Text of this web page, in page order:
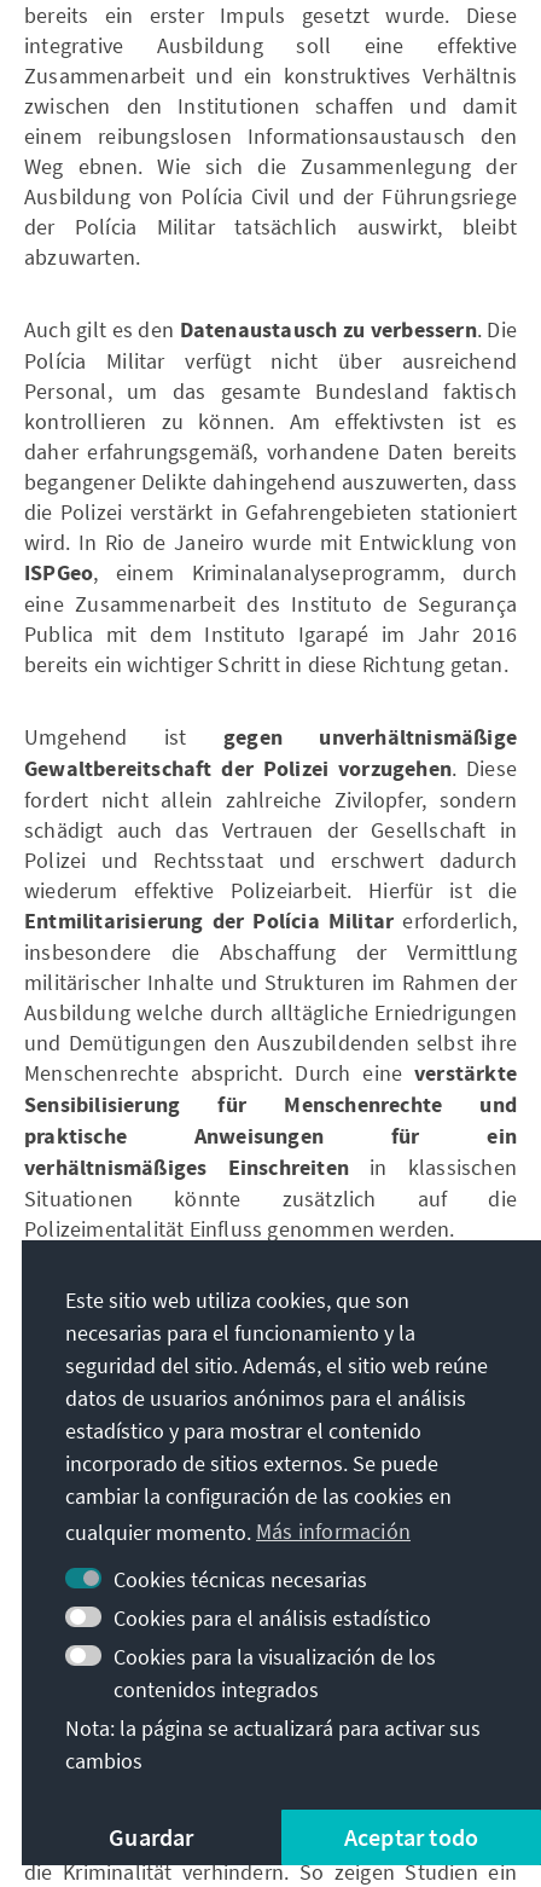
bereits ein erster Impuls gesetzt wurde. Diese
integrative Ausbildung soll eine effektive
Zusammenarbeit und ein konstruktives Verhältnis
zwischen den Institutionen schaffen und damit
einem reibungslosen Informationsaustausch den
Weg ebnen. Wie sich die Zusammenlegung der
Ausbildung von Polícia Civil und der Führungsriege
der Polícia Militar tatsächlich auswirkt, bleibt
abzuwarten.
Auch gilt es den Datenaustausch zu verbessern. Die
Polícia Militar verfügt nicht über ausreichend
Personal, um das gesamte Bundesland faktisch
kontrollieren zu können. Am effektivsten ist es
daher erfahrungsgemäß, vorhandene Daten bereits
begangener Delikte dahingehend auszuwerten, dass
die Polizei verstärkt in Gefahrengebieten stationiert
wird. In Rio de Janeiro wurde mit Entwicklung von
ISPGeo, einem Kriminalanalyseprogramm, durch
eine Zusammenarbeit des Instituto de Segurança
Publica mit dem Instituto Igarapé im Jahr 2016
bereits ein wichtiger Schritt in diese Richtung getan.
Umgehend ist gegen unverhältnismäßige
Gewaltbereitschaft der Polizei vorzugehen. Diese
fordert nicht allein zahlreiche Zivilopfer, sondern
schädigt auch das Vertrauen der Gesellschaft in
Polizei und Rechtsstaat und erschwert dadurch
wiederum effektive Polizeiarbeit. Hierfür ist die
Entmilitarisierung der Polícia Militar erforderlich,
insbesondere die Abschaffung der Vermittlung
militärischer Inhalte und Strukturen im Rahmen der
Ausbildung welche durch alltägliche Erniedrigungen
und Demütigungen den Auszubildenden selbst ihre
Menschenrechte abspricht. Durch eine verstärkte
Sensibilisierung für Menschenrechte und
praktische Anweisungen für ein
verhältnismäßiges Einschreiten in klassischen
Situationen könnte zusätzlich auf die
Polizeimentalität Einfluss genommen werden.
Ungeahndeten außergerichtlichen Exekutionen
durch die Polícia Militar könnte, was Gegenstand
aktueller Diskussionen ist, durch die Verwendung
von Bodycams bei Einsätzen der Polícia Militar
begegnet werden, welche durch das Schaffen
weiterer Informationsquellen, die Grundlage der
Ermittlungen der Polícia Civil verbessern könnte.
verstärkte Einbindung und Beteiligung der
kommunalen Ebenean der Polizeiarbeit.
Diesbezüglich sollte in Präventionsarbeit betreffend
bestimmte Gruppen, Orte oder einschlägiges
Risikoverhalten investiert werden.
Die Kommunen könnten durch primär-präventive
Risikofaktoren (wie etwa Schulschwänzen) frühzeitig
intervenieren und auf diese Weise ein Abdriften in
die Kriminalität verhindern. So zeigen Studien ein
Este sitio web utiliza cookies, que son
necesarias para el funcionamiento y la
seguridad del sitio. Además, el sitio web reúne
datos de usuarios anónimos para el análisis
estadístico y para mostrar el contenido
incorporado de sitios externos. Se puede
cambiar la configuración de las cookies en
cualquier momento. Más información
Cookies técnicas necesarias
Cookies para el análisis estadístico
Cookies para la visualización de los
contenidos integrados
Nota: la página se actualizará para activar sus
cambios
Guardar Aceptar todo